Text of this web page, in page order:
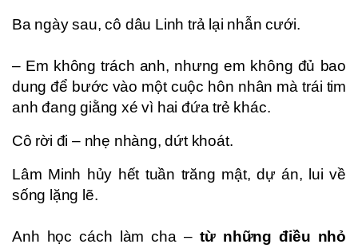
Ba ngày sau, cô dâu Linh trả lại nhẫn cưới.
– Em không trách anh, nhưng em không đủ bao
dung để bước vào một cuộc hôn nhân mà trái tim
anh đang giằng xé vì hai đứa trẻ khác.
Cô rời đi – nhẹ nhàng, dứt khoát.
Lâm Minh hủy hết tuần trăng mật, dự án, lui về
sống lặng lẽ.
Anh học cách làm cha –từ những điều nhỏ